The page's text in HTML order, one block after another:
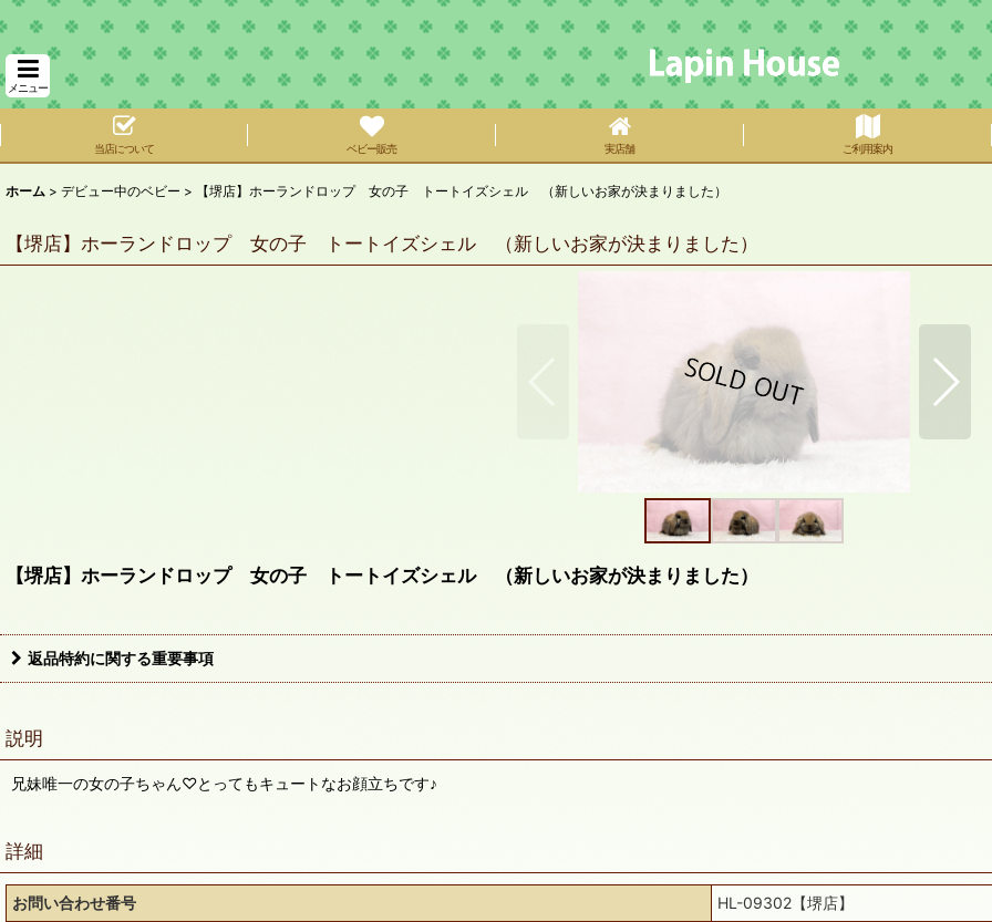
メニュー
当店について ベビー販売 実店舗 ご利用案内
ホーム > デビュー中のベビー > 【堺店】ホーランドロップ 女の子 トートイズシェル （新しいお家が決まりました）
【堺店】ホーランドロップ 女の子 トートイズシェル （新しいお家が決まりました）
【堺店】ホーランドロップ 女の子 トートイズシェル （新しいお家が決まりました）
返品特約に関する重要事項
説明
兄妹唯一の女の子ちゃん♡とってもキュートなお顔立ちです♪
詳細
お問い合わせ番号
HL-09302【堺店】